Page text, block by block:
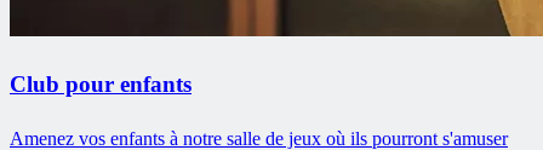
Club pour enfants
Amenez vos enfants à notre salle de jeux où ils pourront s'amuser